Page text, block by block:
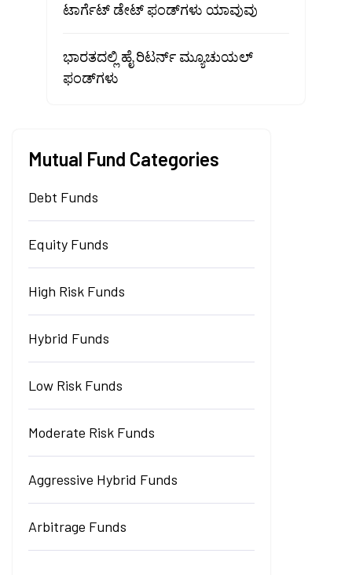
ಟಾರ್ಗೆಟ್ ಡೇಟ್ ಫಂಡ್‌ಗಳು ಯಾವುವು
ಭಾರತದಲ್ಲಿ ಹೈ ರಿಟರ್ನ್ ಮ್ಯೂಚುಯಲ್
ಫಂಡ್‌ಗಳು
Mutual Fund Categories
Debt Funds
Equity Funds
High Risk Funds
Hybrid Funds
Low Risk Funds
Moderate Risk Funds
Aggressive Hybrid Funds
Arbitrage Funds